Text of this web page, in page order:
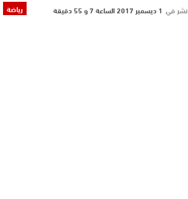
رياضة نشر في 1 ديسمبر 2017 الساعة 7 و 55 دقيقة